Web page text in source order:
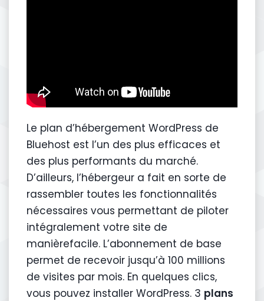
Le plan d’hébergement WordPress de
Bluehost est l’un des plus efficaces et
des plus performants du marché.
D’ailleurs, l’hébergeur a fait en sorte de
rassembler toutes les fonctionnalités
nécessaires vous permettant de piloter
intégralement votre site de
manièrefacile. L’abonnement de base
permet de recevoir jusqu’à 100 millions
de visites par mois. En quelques clics,
vous pouvez installer WordPress. 3 plans